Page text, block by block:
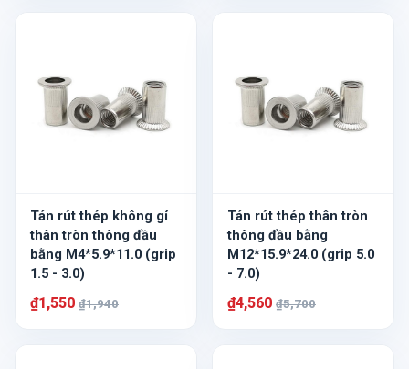
Tán rút thép không gỉ
thân tròn thông đầu
bằng M4*5.9*11.0 (grip
1.5 - 3.0)
₫1,550 ₫1,940
Tán rút thép thân tròn
thông đầu bằng
M12*15.9*24.0 (grip 5.0
- 7.0)
₫4,560 ₫5,700